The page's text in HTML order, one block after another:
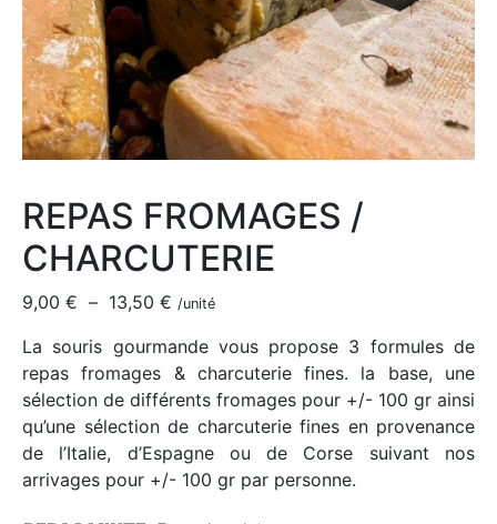
REPAS FROMAGES /
CHARCUTERIE
9,00 € – 13,50 € /unité
La souris gourmande vous propose 3 formules de
repas fromages & charcuterie fines. la base, une
sélection de différents fromages pour +/- 100 gr ainsi
qu’une sélection de charcuterie fines en provenance
de l’Italie, d’Espagne ou de Corse suivant nos
arrivages pour +/- 100 gr par personne.